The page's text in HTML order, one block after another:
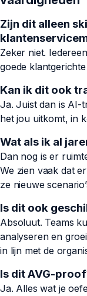
Zijn dit alleen
Zeker niet.
goede
Kan ik dit ook
Ja. Juist dan is AI-
het jou uitkomt, in
Wat als ik al
Dan nog is er
We zien vaak dat
ze nieuwe
Is dit ook
Absoluut. Teams
analyseren en
in lijn met de
Is dit AVG-
Ja. Alles wat je